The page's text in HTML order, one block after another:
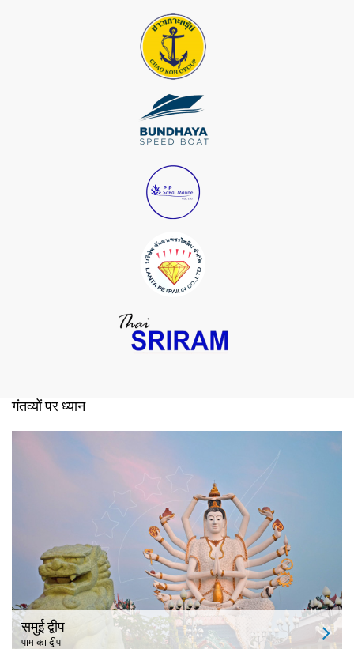
गंतव्यों पर ध्यान
समुई द्वीप
पाम का द्वीप